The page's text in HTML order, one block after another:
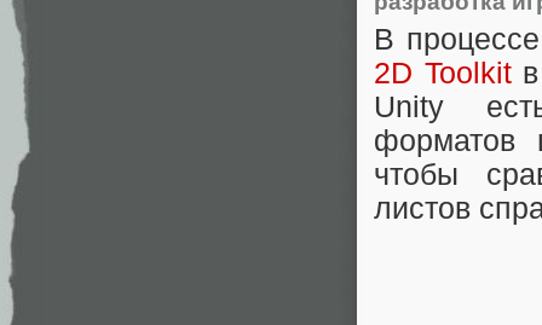
В
2D Toolkitв
Unity
форматов
чтобы
листов